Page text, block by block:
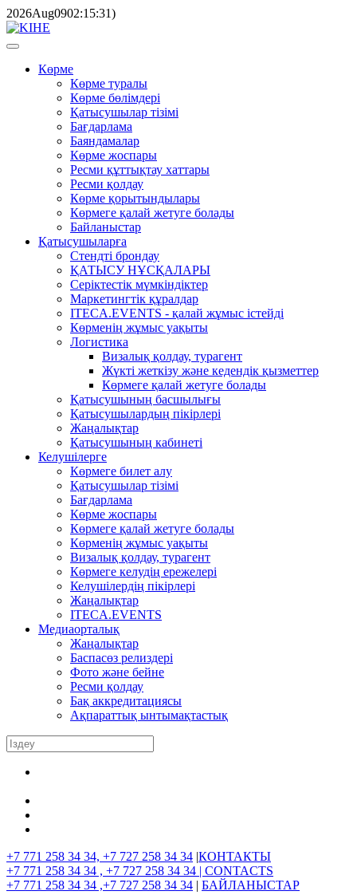
2026Aug0902:15:31)
Көрме
Көрме туралы
Көрме бөлімдері
Қатысушылар тізімі
Бағдарлама
Баяндамалар
Көрме жоспары
Ресми құттықтау хаттары
Ресми қолдау
Көрме қорытындылары
Көрмеге қалай жетуге болады
Байланыстар
Қатысушыларға
Стендті брондау
ҚАТЫСУ НҰСҚАЛАРЫ
Серіктестік мүмкіндіктер
Маркетингтік құралдар
ITECA.EVENTS - қалай жұмыс істейді
Көрменің жұмыс уақыты
Логистика
Визалық қолдау, турагент
Жүкті жеткізу және кедендік қызметтер
Көрмеге қалай жетуге болады
Қатысушының басшылығы
Қатысушылардың пікірлері
Жаңалықтар
Қатысушының кабинеті
Келушілерге
Көрмеге билет алу
Қатысушылар тізімі
Бағдарлама
Көрме жоспары
Көрмеге қалай жетуге болады
Көрменің жұмыс уақыты
Визалық қолдау, турагент
Көрмеге келудің ережелері
Келушілердің пікірлері
Жаңалықтар
ITECA.EVENTS
Медиаорталық
Жаңалықтар
Баспасөз релиздері
Фото және бейне
Ресми қолдау
Бақ аккредитациясы
Ақпараттық ынтымақтастық
+7 771 258 34 34, +7 727 258 34 34 |КОНТАКТЫ
+7 771 258 34 34 , +7 727 258 34 34 | CONTACTS
+7 771 258 34 34 ,+7 727 258 34 34 | БАЙЛАНЫСТАР